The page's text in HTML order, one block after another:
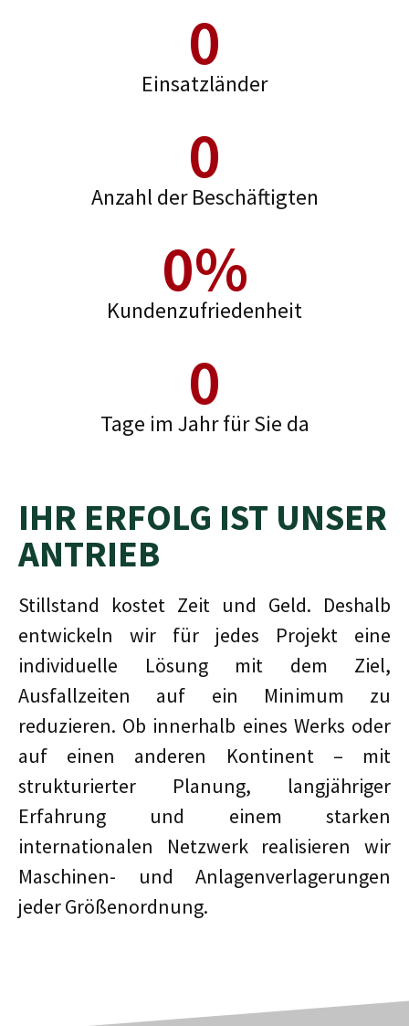
0
Einsatzländer
0
Anzahl der Beschäftigten
0%
Kundenzufriedenheit
0
Tage im Jahr für Sie da
IHR ERFOLG IST UNSER
ANTRIEB
Stillstand kostet Zeit und Geld. Deshalb
entwickeln wir für jedes Projekt eine
individuelle Lösung mit dem Ziel,
Ausfallzeiten auf ein Minimum zu
reduzieren. Ob innerhalb eines Werks oder
auf einen anderen Kontinent – mit
strukturierter Planung, langjähriger
Erfahrung und einem starken
internationalen Netzwerk realisieren wir
Maschinen- und Anlagenverlagerungen
jeder Größenordnung.